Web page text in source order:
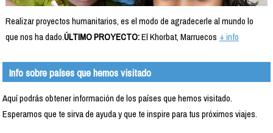
Realizar proyectos humanitarios, es el modo de agradecerle al mundo lo
que nos ha dado.ÚLTIMO PROYECTO:El Khorbat, Marruecos + info
Info sobre países que hemos visitado
Aquí podrás obtener información de los países que hemos visitado.
Esperamos que te sirva de ayuda y que te inspire para tus próximos viajes.